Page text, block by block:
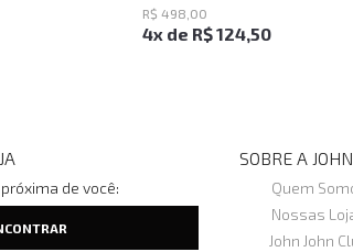
R$ 498 00
4x de R$124,50
de você:
SOBRE A
Quem
Nossas
John John